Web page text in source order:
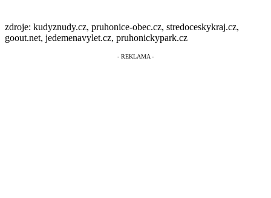
zdroje: kudyznudy.cz, pruhonice-obec.cz, stredoceskykraj.cz,
goout.net, jedemenavylet.cz, pruhonickypark.cz